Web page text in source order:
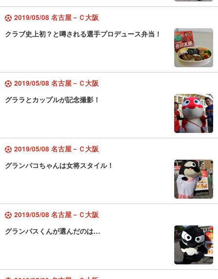
2019/05/08 名古屋－Ｃ大阪
クラブ史上初？と噂される選手プロデュース弁当！
2019/05/08 名古屋－Ｃ大阪
グララとカップルが記念撮影！
2019/05/08 名古屋－Ｃ大阪
グランパコちゃんは女将スタイル！
2019/05/08 名古屋－Ｃ大阪
グランパスくんが選んだのは…